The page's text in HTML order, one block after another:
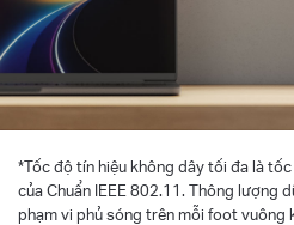
*Tốc độ tín hiệu không dây tối đa là
của Chuẩn IEEE 802.11. Thông lượng
phạm vi phủ sóng trên mỗi foot vuông